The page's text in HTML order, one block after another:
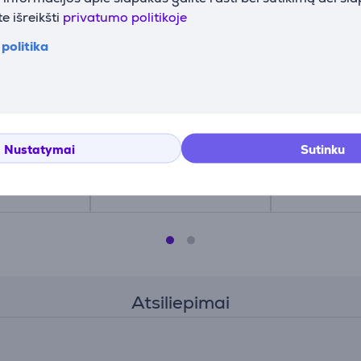
išreikšti privatumo politikoje
politika
Nustatymai Sutinku
28.99 €
Kaina:
6.99 €
Atsiliepimai